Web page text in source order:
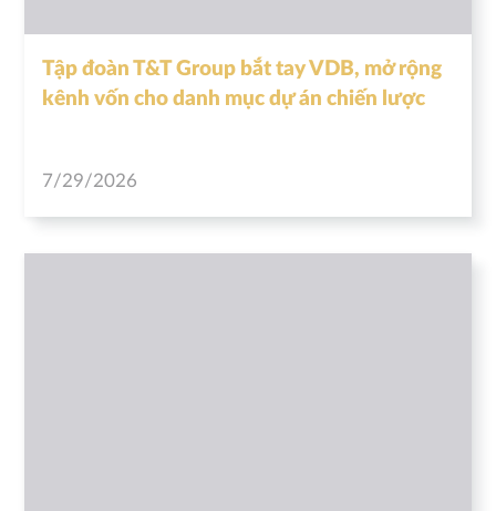
Tập đoàn T&T Group bắt tay VDB, mở rộng
kênh vốn cho danh mục dự án chiến lược
7/29/2026